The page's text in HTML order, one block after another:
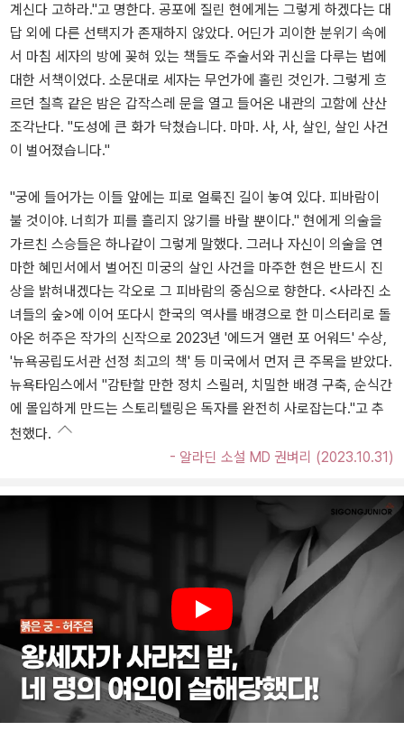
계신다 고하라."고 명한다. 공포에 질린 현에게는 그렇게 하겠다는 대
답 외에 다른 선택지가 존재하지 않았다. 어딘가 괴이한 분위기 속에
서 마침 세자의 방에 꽂혀 있는 책들도 주술서와 귀신을 다루는 법에
대한 서책이었다. 소문대로 세자는 무언가에 홀린 것인가. 그렇게 흐
르던 칠흑 같은 밤은 갑작스레 문을 열고 들어온 내관의 고함에 산산
조각난다. "도성에 큰 화가 닥쳤습니다. 마마. 사, 사, 살인, 살인 사건
이 벌어졌습니다."
"궁에 들어가는 이들 앞에는 피로 얼룩진 길이 놓여 있다. 피바람이
불 것이야. 너희가 피를 흘리지 않기를 바랄 뿐이다." 현에게 의술을
가르친 스승들은 하나같이 그렇게 말했다. 그러나 자신이 의술을 연
마한 혜민서에서 벌어진 미궁의 살인 사건을 마주한 현은 반드시 진
상을 밝혀내겠다는 각오로 그 피바람의 중심으로 향한다. <사라진 소
녀들의 숲>에 이어 또다시 한국의 역사를 배경으로 한 미스터리로 돌
아온 허주은 작가의 신작으로 2023년 '에드거 앨런 포 어워드' 수상,
'뉴욕공립도서관 선정 최고의 책' 등 미국에서 먼저 큰 주목을 받았다.
뉴욕타임스에서 "감탄할 만한 정치 스릴러, 치밀한 배경 구축, 순식간
에 몰입하게 만드는 스토리텔링은 독자를 완전히 사로잡는다."고 추
천했다.
- 알라딘 소설 MD 권벼리 (2023.10.31)
Play